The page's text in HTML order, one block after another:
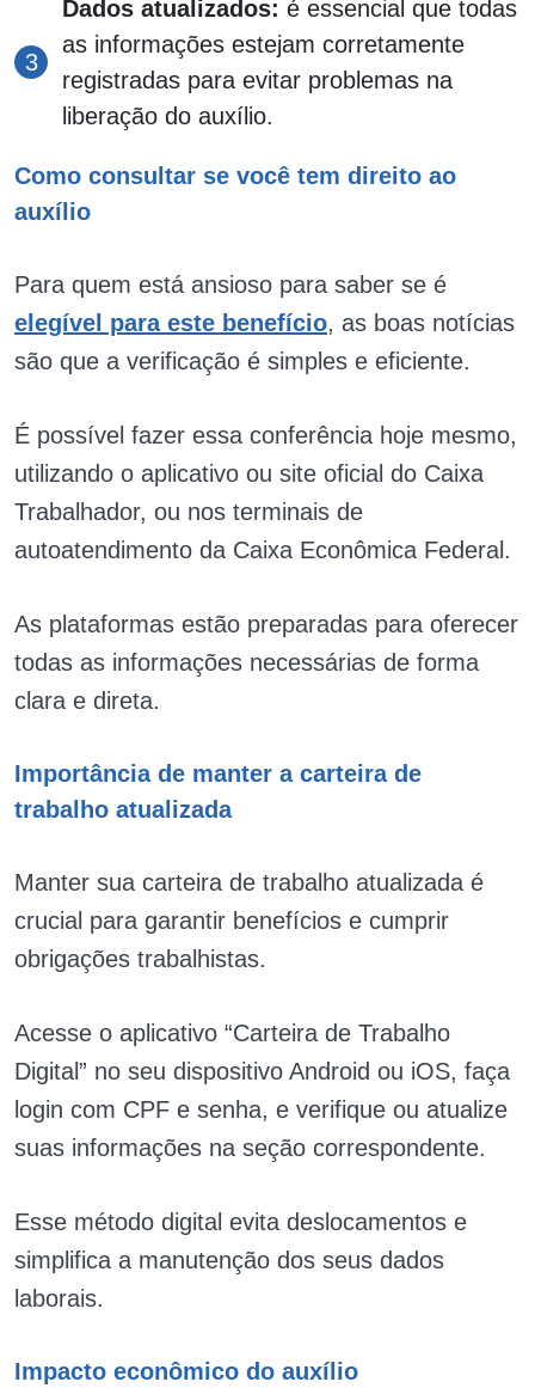
Dados atualizados: é essencial que todas
as informações estejam corretamente
registradas para evitar problemas na
liberação do auxílio.
Como consultar se você tem direito ao
auxílio
Para quem está ansioso para saber se é
elegível para este benefício, as boas notícias
são que a verificação é simples e eficiente.
É possível fazer essa conferência hoje mesmo,
utilizando o aplicativo ou site oficial do Caixa
Trabalhador, ou nos terminais de
autoatendimento da Caixa Econômica Federal.
As plataformas estão preparadas para oferecer
todas as informações necessárias de forma
clara e direta.
Importância de manter a carteira de
trabalho atualizada
Manter sua carteira de trabalho atualizada é
crucial para garantir benefícios e cumprir
obrigações trabalhistas.
Acesse o aplicativo “Carteira de Trabalho
Digital” no seu dispositivo Android ou iOS, faça
login com CPF e senha, e verifique ou atualize
suas informações na seção correspondente.
Esse método digital evita deslocamentos e
simplifica a manutenção dos seus dados
laborais.
Impacto econômico do auxílio